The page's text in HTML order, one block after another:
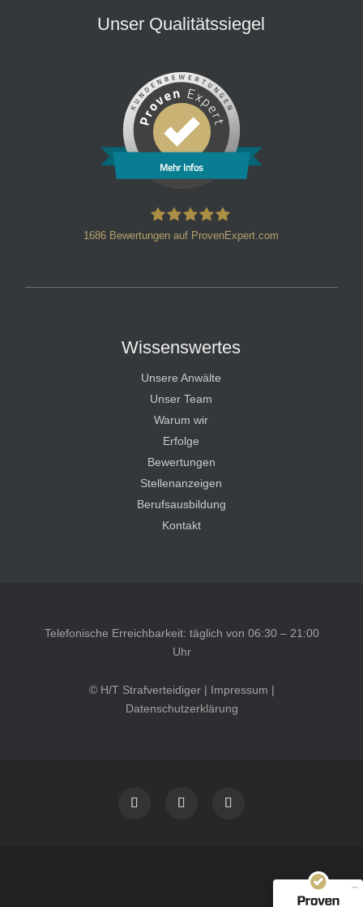
Unser Qualitätssiegel
Mehr Infos
1686 Bewertungen auf ProvenExpert.com
Wissenswertes
Unsere Anwälte
Unser Team
Warum wir
Erfolge
Bewertungen
Stellenanzeigen
Berufsausbildung
Kontakt
Telefonische Erreichbarkeit: täglich von 06:30 – 21:00
Uhr
© H/T Strafverteidiger | Impressum |
Datenschutzerklärung